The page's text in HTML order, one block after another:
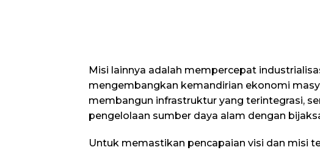
Misi lainnya adalah mempercepat
mengembangkan kemandirian ekonomi
membangun infrastruktur yang terintegrasi,
pengelolaan sumber daya alam dengan
Untuk memastikan pencapaian visi dan misi